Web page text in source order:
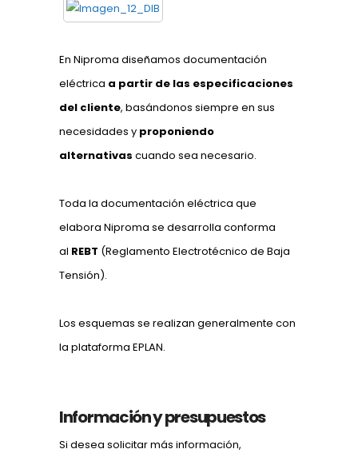
En Niproma diseñamos documentación
eléctrica a partir de las especificaciones
del cliente, basándonos siempre en sus
necesidades y proponiendo
alternativas cuando sea necesario.
Toda la documentación eléctrica que
elabora Niproma se desarrolla conforma
al REBT (Reglamento Electrotécnico de Baja
Tensión).
Los esquemas se realizan generalmente con
la plataforma EPLAN.
Información y presupuestos
Si desea solicitar más información,